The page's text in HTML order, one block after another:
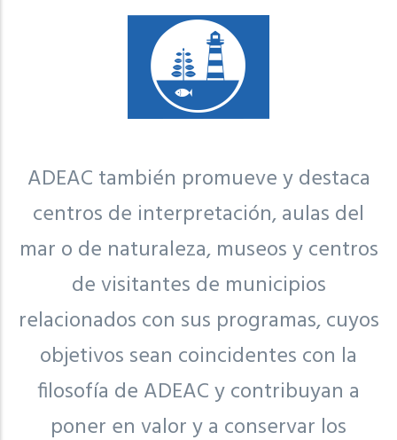
ADEAC también promueve y destaca
centros de interpretación, aulas del
mar o de naturaleza, museos y centros
de visitantes de municipios
relacionados con sus programas, cuyos
objetivos sean coincidentes con la
filosofía de ADEAC y contribuyan a
poner en valor y a conservar los